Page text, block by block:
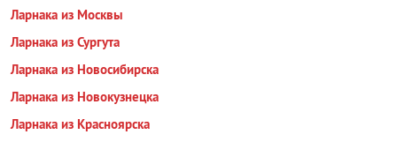
Ларнака из Москвы
Ларнака из Сургута
Ларнака из Новосибирска
Ларнака из Новокузнецка
Ларнака из Красноярска